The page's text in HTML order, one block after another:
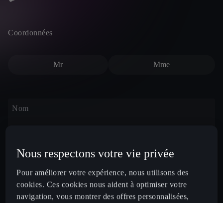
Coordonnées
Mr Mme
Nom
Nous respectons votre vie privée
Pour améliorer votre expérience, nous utilisons des
cookies. Ces cookies nous aident à optimiser votre
navigation, vous montrer des offres personnalisées,